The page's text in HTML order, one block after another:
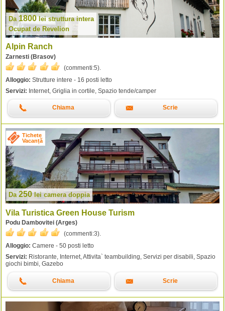
Da 1800leistruttura intera
Ocupat de Revelion
Alpin Ranch
Zarnesti (Brasov)
(commenti:5).
Alloggio: Strutture intere - 16 posti letto
Servizi: Internet, Griglia in cortile, Spazio tende/camper
Chiama Scrie
Tichete
Vacanță
Da 250lei camera doppia
Vila Turistica Green House Turism
Podu Dambovitei (Arges)
(commenti:3).
Alloggio: Camere - 50 posti letto
Servizi: Ristorante, Internet, Attivita` teambuilding, Servizi per disabili, Spazio
giochi bimbi, Gazebo
Chiama Scrie